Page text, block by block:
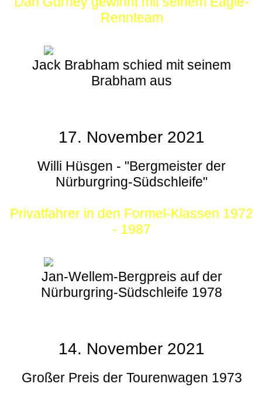
Rennteam
Jack Brabham schied mit seinem
Brabham aus
17. November 2021
Willi Hüsgen - "Bergmeister der
Nürburgring-Südschleife"
Privatfahrer in den Formel-Klassen 1972
- 1987
Jan-Wellem-Bergpreis auf der
Nürburgring-Südschleife 1978
14. November 2021
Großer Preis der Tourenwagen 1973